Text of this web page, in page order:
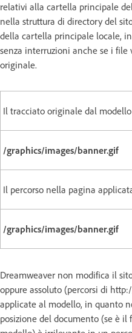
relativi alla cartella principale
nella struttura di directory del
della cartella principale locale,
senza interruzioni anche se i
originale.
Il tracciato originale dal
/graphics/images/banner.gif
Il percorso nella pagina
/graphics/images/banner.gif
Dreamweaver non modifica il
oppure assoluto (percorsi di
applicate al modello, in quanto
posizione del documento (se è